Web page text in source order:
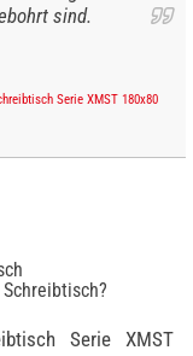
sind.
Serie XMST 180x80
Serie XMST